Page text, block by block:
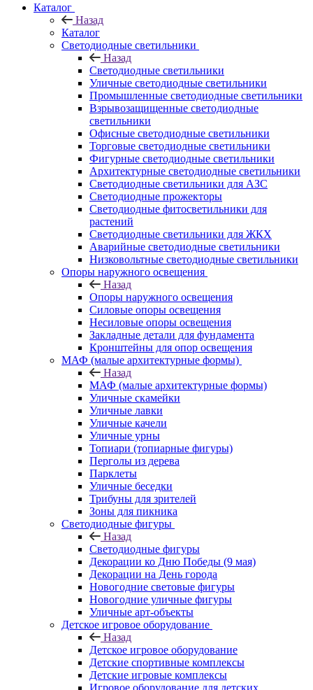
Каталог
Назад
Каталог
Светодиодные светильники
Назад
Светодиодные светильники
Уличные светодиодные светильники
Промышленные светодиодные светильники
Взрывозащищенные светодиодные
светильники
Офисные светодиодные светильники
Торговые светодиодные светильники
Фигурные светодиодные светильники
Архитектурные светодиодные светильники
Светодиодные светильники для АЗС
Светодиодные прожекторы
Светодиодные фитосветильники для
растений
Светодиодные светильники для ЖКХ
Аварийные светодиодные светильники
Низковольтные светодиодные светильники
Опоры наружного освещения
Назад
Опоры наружного освещения
Силовые опоры освещения
Несиловые опоры освещения
Закладные детали для фундамента
Кронштейны для опор освещения
МАФ (малые архитектурные формы)
Назад
МАФ (малые архитектурные формы)
Уличные скамейки
Уличные лавки
Уличные качели
Уличные урны
Топиари (топиарные фигуры)
Перголы из дерева
Парклеты
Уличные беседки
Трибуны для зрителей
Зоны для пикника
Светодиодные фигуры
Назад
Светодиодные фигуры
Декорации ко Дню Победы (9 мая)
Декорации на День города
Новогодние световые фигуры
Новогодние уличные фигуры
Уличные арт-объекты
Детское игровое оборудование
Назад
Детское игровое оборудование
Детские спортивные комплексы
Детские игровые комплексы
Игровое оборудование для детских